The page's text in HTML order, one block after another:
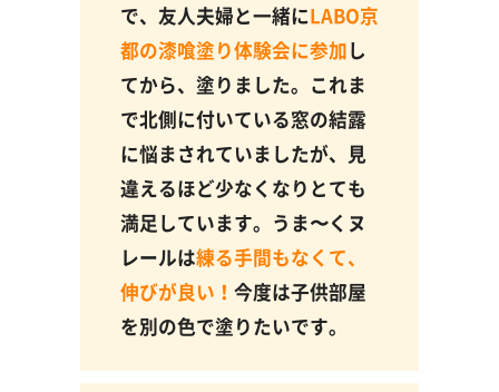
で、友人夫婦と一緒にLABO京
都の漆喰塗り体験会に参加し
てから、塗りました。これま
で北側に付いている窓の結露
に悩まされていましたが、見
違えるほど少なくなりとても
満足しています。うま〜くヌ
レールは練る手間もなくて、
伸びが良い！ 今度は子供部屋
を別の色で塗りたいです。